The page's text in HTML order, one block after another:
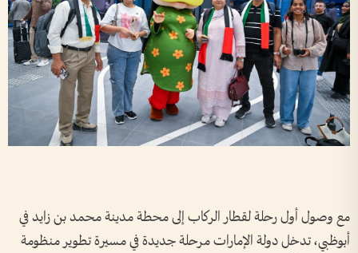
مع وصول أول رحلة لقطار الركاب إلى محطة مدينة محمد بن زايد في
أبوظبي، تدخل دولة الإمارات مرحلة جديدة في مسيرة تطوير منظومة